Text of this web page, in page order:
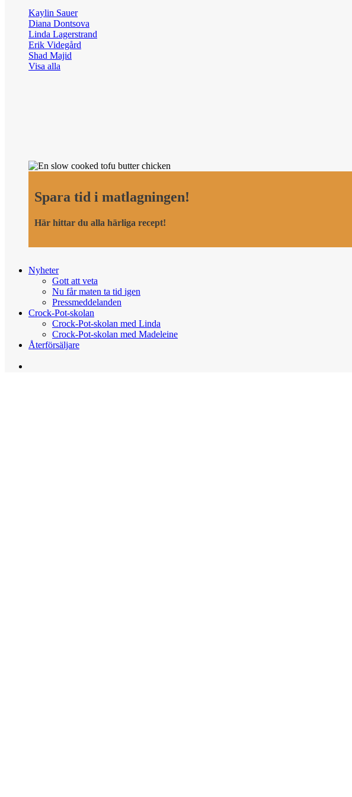
Kaylin Sauer
Diana Dontsova
Linda Lagerstrand
Erik Videgård
Shad Majid
Visa alla
Spara tid i matlagningen!
Här hittar du alla härliga recept!
Nyheter
Gott att veta
Nu får maten ta tid igen
Pressmeddelanden
Crock-Pot-skolan
Crock-Pot-skolan med Linda
Crock-Pot-skolan med Madeleine
Återförsäljare